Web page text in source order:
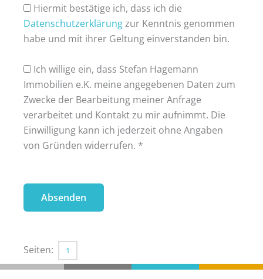
Hiermit bestätige ich, dass ich die
Datenschutzerklärungzur Kenntnis genommen
habe und mit ihrer Geltung einverstanden bin.
Ich willige ein, dass Stefan Hagemann
Immobilien e.K. meine angegebenen Daten zum
Zwecke der Bearbeitung meiner Anfrage
verarbeitet und Kontakt zu mir aufnimmt. Die
Einwilligung kann ich jederzeit ohne Angaben
von Gründen widerrufen. *
Seiten: 1